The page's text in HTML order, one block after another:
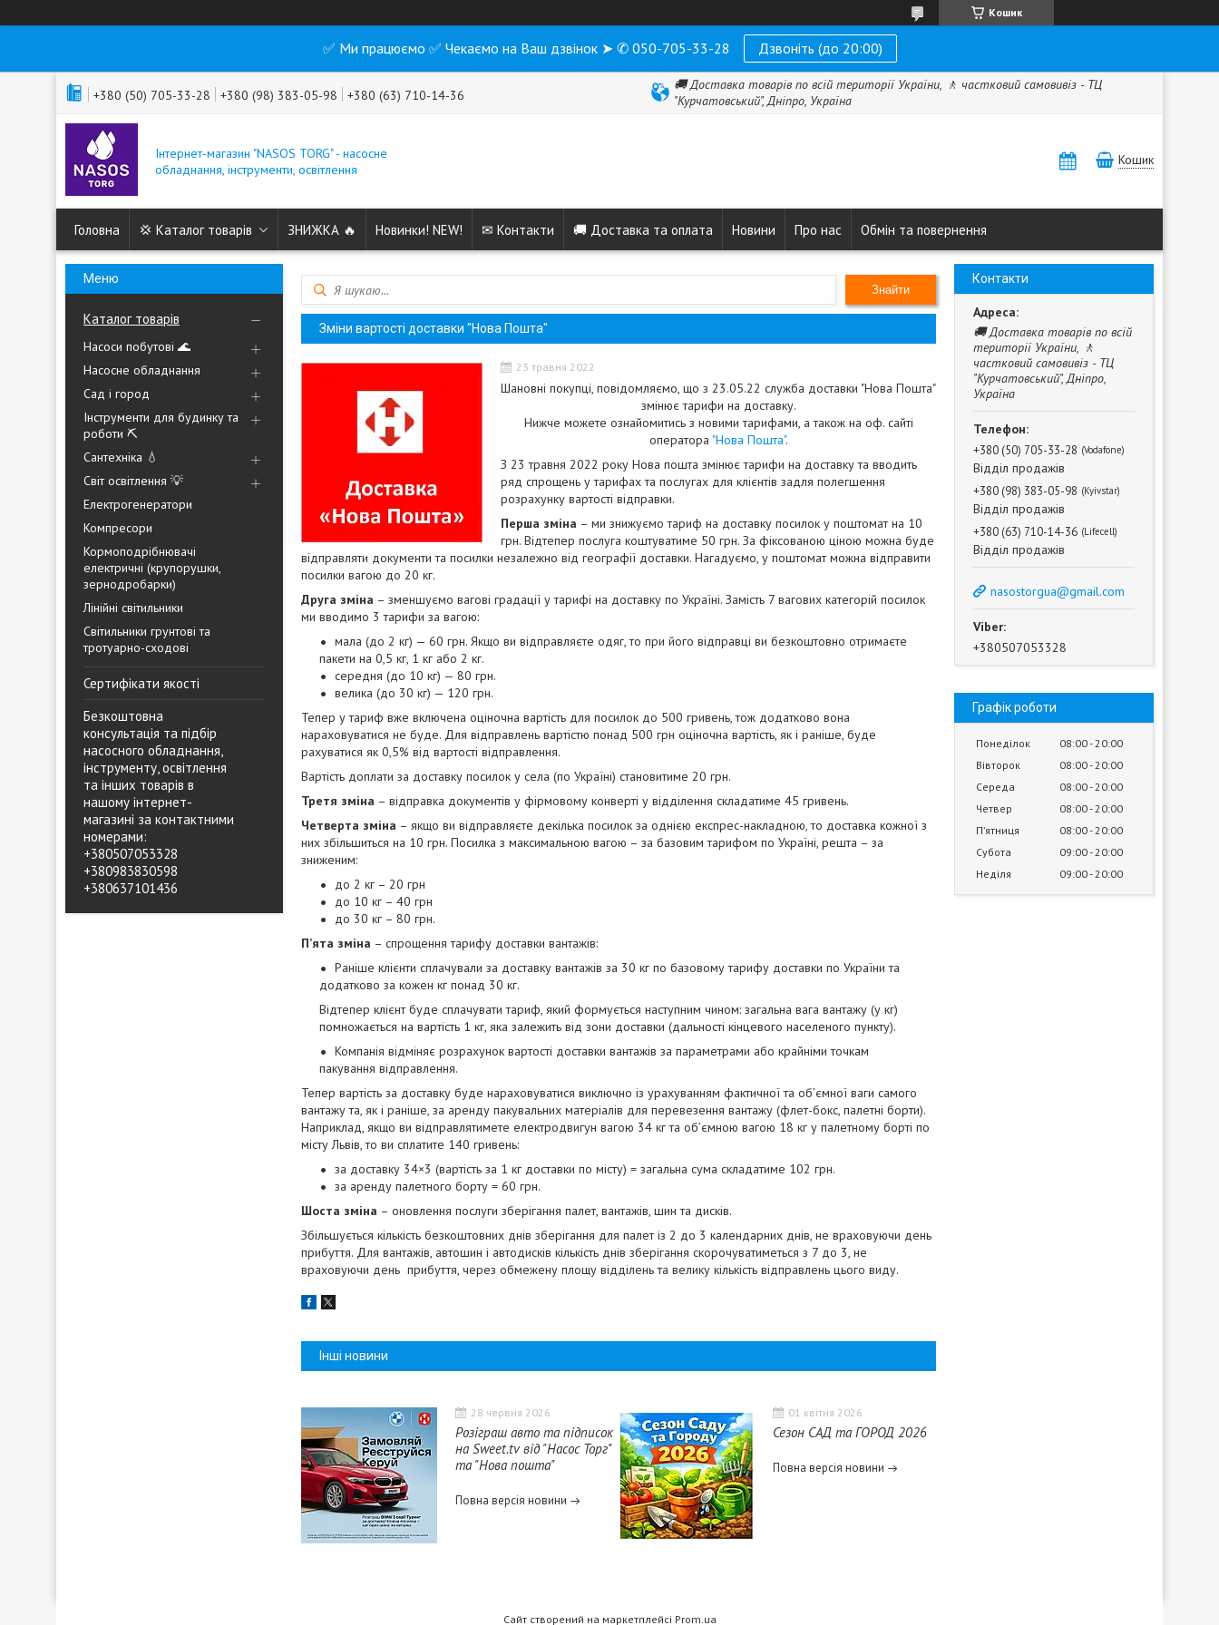
Кошик
✅ Ми працюємо ✅ Чекаємо на Ваш дзвінок ➤ ✆ 050-705-33-28 Дзвоніть (до 20:00)
+380 (50) 705-33-28 +380 (98) 383-05-98 +380 (63) 710-14-36
🚚 Доставка товарів по всій території України, 🚶 частковий самовивіз - ТЦ
"Курчатовський", Дніпро, Україна
Інтернет-магазин "NASOS TORG" - насосне
обладнання, інструменти, освітлення
Кошик
Головна 💢 Каталог товарів ЗНИЖКА 🔥 Новинки! NEW! ✉ Контакти 🚚 Доставка та оплата Новини Про нас Обмін та повернення
Каталог товарів
Насоси побутові 🌊
Насосне обладнання
Сад і город
Інструменти для будинку та
роботи ⛏️
Сантехніка 💧
Світ освітлення 💡
Електрогенератори
Компресори
Кормоподрібнювачі
електричні (крупорушки,
зернодробарки)
Лінійні світильники
Світильники грунтові та
тротуарно-сходові
Сертифікати якості
Безкоштовна
консультація та підбір
насосного обладнання,
інструменту, освітлення
та інших товарів в
нашому інтернет-
магазині за контактними
номерами:
+380507053328
+380983830598
+380637101436
Знайти
Зміни вартості доставки "Нова Пошта"
23 травня 2022
Шановні покупці, повідомляємо, що з 23.05.22 служба доставки "Нова Пошта"
змінює тарифи на доставку.
Нижче можете ознайомитись з новими тарифами, а також на оф. сайті
оператора "Нова Пошта".
З 23 травня 2022 року Нова пошта змінює тарифи на доставку та вводить
ряд спрощень у тарифах та послугах для клієнтів задля полегшення
розрахунку вартості відправки.
Перша зміна – ми знижуємо тариф на доставку посилок у поштомат на 10
грн. Відтепер послуга коштуватиме 50 грн. За фіксованою ціною можна буде
відправляти документи та посилки незалежно від географії доставки. Нагадуємо, у поштомат можна відправити
посилки вагою до 20 кг.
Друга зміна – зменшуємо вагові градації у тарифі на доставку по Україні. Замість 7 вагових категорій посилок
ми вводимо 3 тарифи за вагою:
мала (до 2 кг) — 60 грн. Якщо ви відправляєте одяг, то при його відправці ви безкоштовно отримаєте
пакети на 0,5 кг, 1 кг або 2 кг.
середня (до 10 кг) — 80 грн.
велика (до 30 кг) — 120 грн.
Тепер у тариф вже включена оціночна вартість для посилок до 500 гривень, тож додатково вона
нараховуватися не буде. Для відправлень вартістю понад 500 грн оціночна вартість, як і раніше, буде
рахуватися як 0,5% від вартості відправлення.
Вартість доплати за доставку посилок у села (по Україні) становитиме 20 грн.
Третя зміна – відправка документів у фірмовому конверті у відділення складатиме 45 гривень.
Четверта зміна – якщо ви відправляєте декілька посилок за однією експрес-накладною, то доставка кожної з
них збільшиться на 10 грн. Посилка з максимальною вагою – за базовим тарифом по Україні, решта – за
зниженим:
до 2 кг – 20 грн
до 10 кг – 40 грн
до 30 кг – 80 грн.
П’ята зміна – спрощення тарифу доставки вантажів:
Раніше клієнти сплачували за доставку вантажів за 30 кг по базовому тарифу доставки по України та
додатково за кожен кг понад 30 кг.
Відтепер клієнт буде сплачувати тариф, який формується наступним чином: загальна вага вантажу (у кг)
помножається на вартість 1 кг, яка залежить від зони доставки (дальності кінцевого населеного пункту).
Компанія відміняє розрахунок вартості доставки вантажів за параметрами або крайніми точкам
пакування відправлення.
Тепер вартість за доставку буде нараховуватися виключно із урахуванням фактичної та об’ємної ваги самого
вантажу та, як і раніше, за аренду пакувальних матеріалів для перевезення вантажу (флет-бокс, палетні борти).
Наприклад, якщо ви відправлятимете електродвигун вагою 34 кг та об’ємною вагою 18 кг у палетному борті по
місту Львів, то ви сплатите 140 гривень:
за доставку 34×3 (вартість за 1 кг доставки по місту) = загальна сума складатиме 102 грн.
за аренду палетного борту = 60 грн.
Шоста зміна – оновлення послуги зберігання палет, вантажів, шин та дисків.
Збільшується кількість безкоштовних днів зберігання для палет із 2 до 3 календарних днів, не враховуючи день
прибуття. Для вантажів, автошин і автодисків кількість днів зберігання скорочуватиметься з 7 до 3, не
враховуючи день прибуття, через обмежену площу відділень та велику кількість відправлень цього виду.
Інші новини
28 червня 2026
Розіграш авто та підписок
на Sweet.tv від "Насос Торг"
та "Нова пошта"
Повна версія новини
01 квітня 2026
Сезон САД та ГОРОД 2026
Повна версія новини
Контакти
🚚 Доставка товарів по всій
території України, 🚶
частковий самовивіз - ТЦ
"Курчатовський", Дніпро,
Україна
+380 (50) 705-33-28 Vodafone
Відділ продажів
+380 (98) 383-05-98 Kyivstar
Відділ продажів
+380 (63) 710-14-36 Lifecell
Відділ продажів
nasostorgua@gmail.com
+380507053328
Графік роботи
Понеділок 08:00 20:00
Вівторок
08:00 20:00
Середа
08:00 20:00
Четвер
08:00 20:00
Пʼятниця
08:00 20:00
Субота
09:00 20:00
Неділя
09:00 20:00
Сайт створений на маркетплейсі Prom.ua